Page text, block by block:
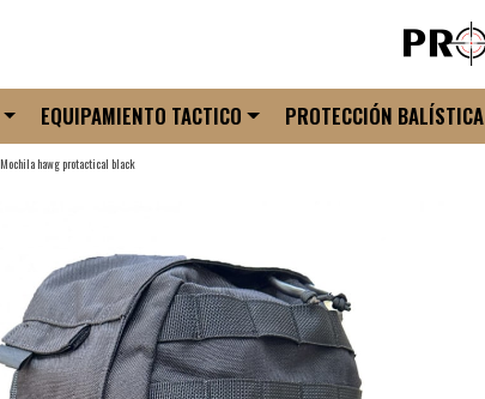
EQUIPAMIENTO TACTICO PROTECCIÓN BALÍSTICA
Mochila hawg protactical black